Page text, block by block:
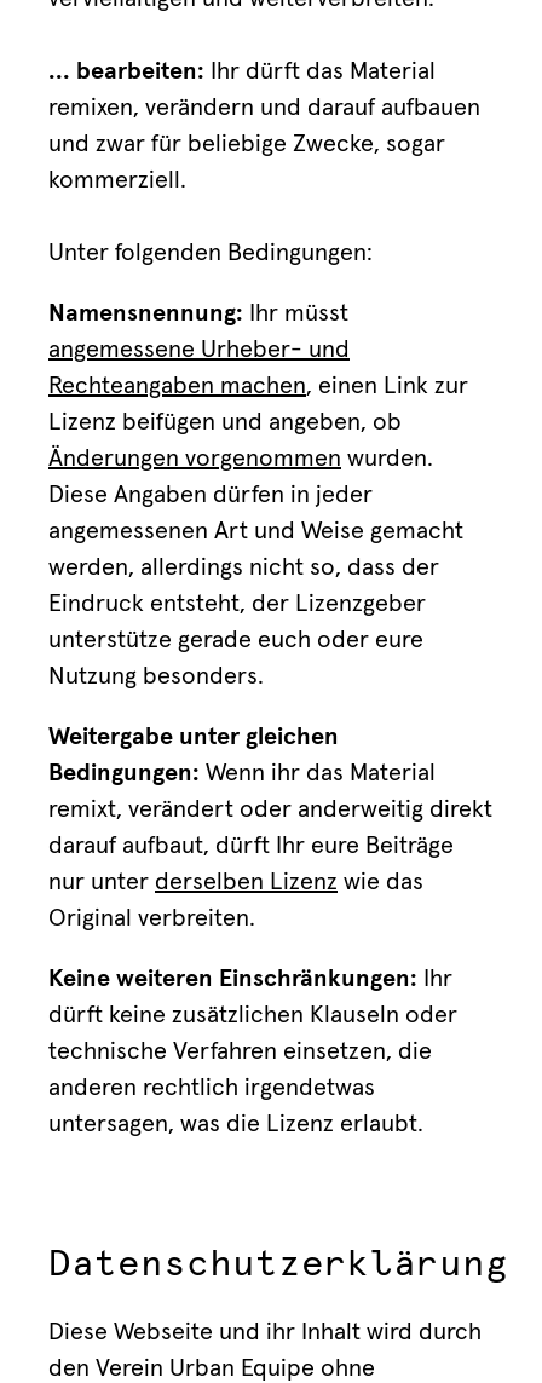
... bearbeiten: Ihr dürft das Material
remixen, verändern und darauf aufbauen
und zwar für beliebige Zwecke, sogar
kommerziell.
Unter folgenden Bedingungen:
Namensnennung: Ihr müsst
angemessene Urheber- und
Rechteangaben machen, einen Link zur
Lizenz beifügen und angeben, ob
Änderungen vorgenommen wurden.
Diese Angaben dürfen in jeder
angemessenen Art und Weise gemacht
werden, allerdings nicht so, dass der
Eindruck entsteht, der Lizenzgeber
unterstütze gerade euch oder eure
Nutzung besonders.
Weitergabe unter gleichen
Bedingungen: Wenn ihr das Material
remixt, verändert oder anderweitig direkt
darauf aufbaut, dürft Ihr eure Beiträge
nur unter derselben Lizenz wie das
Original verbreiten.
Keine weiteren Einschränkungen: Ihr
dürft keine zusätzlichen Klauseln oder
technische Verfahren einsetzen, die
anderen rechtlich irgendetwas
untersagen, was die Lizenz erlaubt.
Datenschutzerklärung
Diese Webseite und ihr Inhalt wird durch
den Verein Urban Equipe ohne